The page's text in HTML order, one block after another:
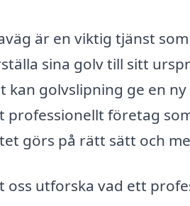
är en viktig tjänst
sina golv till sitt
kan golvslipning ge en
professionellt företag
görs på rätt sätt och
oss utforska vad ett